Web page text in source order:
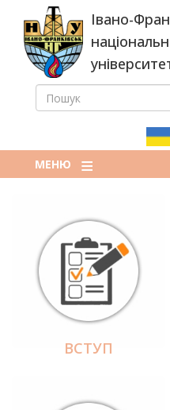
основного
вмісту
Івано-
ПОШУКОВА
ПОШУК
МЕНЮ
ВСТУП